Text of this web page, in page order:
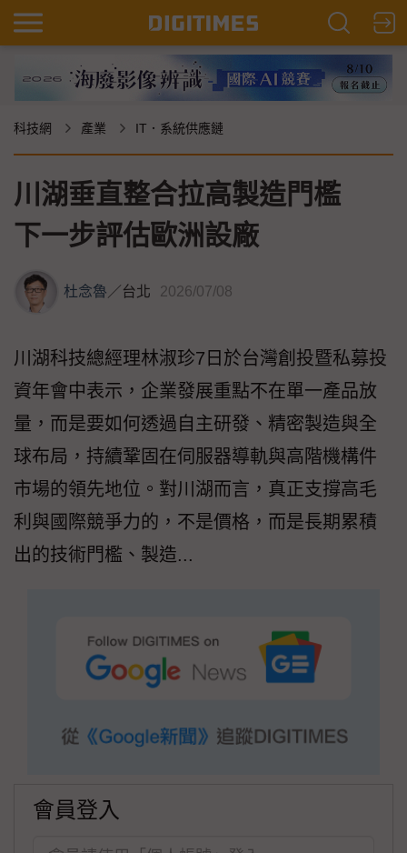
科技網 產業 IT．系統供應鏈
川湖垂直整合拉高製造門檻
下一步評估歐洲設廠
杜念魯／台北 2026/07/08
川湖科技總經理林淑珍7日於台灣創投暨私募投
資年會中表示，企業發展重點不在單一產品放
量，而是要如何透過自主研發、精密製造與全
球布局，持續鞏固在伺服器導軌與高階機構件
市場的領先地位。對川湖而言，真正支撐高毛
利與國際競爭力的，不是價格，而是長期累積
出的技術門檻、製造...
會員登入